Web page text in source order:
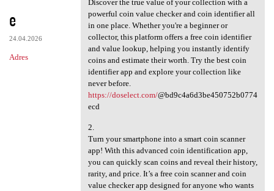
e
24.04.2026
Adres
Discover the true value of your collection with a
powerful coin value checker and coin identifier all
in one place. Whether you're a beginner or
collector, this platform offers a free coin identifier
and value lookup, helping you instantly identify
coins and estimate their worth. Try the best coin
identifier app and explore your collection like
never before.
https://doselect.com/@bd9c4a6d3be450752b0774
ecd
2.
Turn your smartphone into a smart coin scanner
app! With this advanced coin identification app,
you can quickly scan coins and reveal their history,
rarity, and price. It’s a free coin scanner and coin
value checker app designed for anyone who wants